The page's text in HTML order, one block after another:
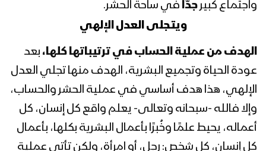
رمضان 1443هـ
المحاضرة الرمضانية العشرون (ذكرى
استشهاد الإمام علي عليه السلام) للسيد
عبدالملك بدرالدين الحوثي 20 رمضان
1443 هـ
المحاضرة الرمضانية التاسعة عشرة للسيد
1443هـ
واجتماع كبير جدًّا في ساحة الحشر.
ويتجلى العدل الإلهي
الهدف من عملية الحساب في ترتيباتها كلها، بعد
عودة الحياة وتجميع البشرية، الهدف منها تجلي العدل
الإلهي، هذا هدف أساسي في عملية الحشر والحساب،
وإلا فالله -سبحانه وتعالى- يعلم واقع كل إنسان، كل
أعماله، يحيط علمًا وخُبرًا بأعمال البشرية بكلها، بأعمال
كل إنسان، كل شخص: رجل، أو امرأة، ولكن تأتي عملية